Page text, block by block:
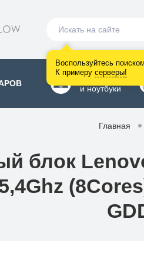
Воспользуйтесь
К примеру серверы!
Компьютеры
и ноутбуки
Главная
блок